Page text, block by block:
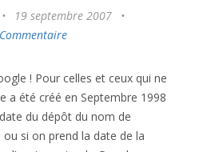
• 19 septembre 2007
•
! Pour celles et ceux qui ne
a été créé en Septembre 1998
du dépôt du nom de
si on prend la date de la